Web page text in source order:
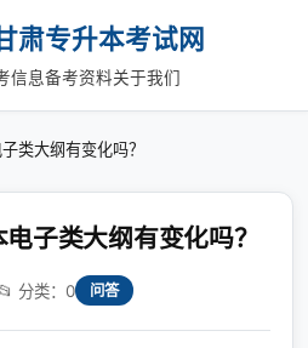
肃专升本考试网
信息备考资料关于我们
类大纲有变化吗？
子类大纲有变化吗？
分类：0 问答